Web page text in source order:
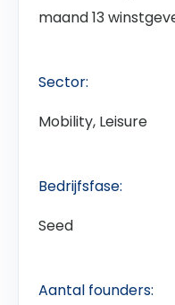
maand 13
Sector:
Mobility, Leisure
Bedrijfsfase:
Seed
Aantal founders: